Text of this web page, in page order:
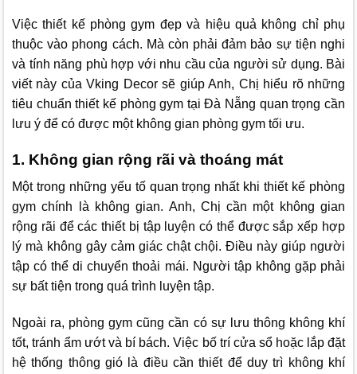
Việc thiết kế phòng gym đẹp và hiệu quả không chỉ phụ
thuộc vào phong cách. Mà còn phải đảm bảo sự tiện nghi
và tính năng phù hợp với nhu cầu của người sử dụng. Bài
viết này củaVking Decorsẽ giúp Anh, Chị hiểu rõ những
tiêu chuẩn thiết kế phòng gym tại Đà Nẵng quan trọng cần
lưu ý để có được một không gian phòng gym tối ưu.
1. Không gian rộng rãi và thoáng mát
Một trong những yếu tố quan trọng nhất khi thiết kế phòng
gym chính là không gian. Anh, Chị cần một không gian
rộng rãi để các thiết bị tập luyện có thể được sắp xếp hợp
lý mà không gây cảm giác chật chội. Điều này giúp người
tập có thể di chuyển thoải mái. Người tập không gặp phải
sự bất tiện trong quá trình luyện tập.
Ngoài ra, phòng gym cũng cần có sự lưu thông không khí
tốt, tránh ẩm ướt và bí bách. Việc bố trí cửa sổ hoặc lắp đặt
hệ thống thông gió là điều cần thiết để duy trì không khí